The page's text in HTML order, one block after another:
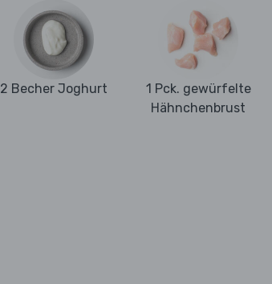
2 Becher Joghurt
1 Pck. gewürfelte
Hähnchenbrust